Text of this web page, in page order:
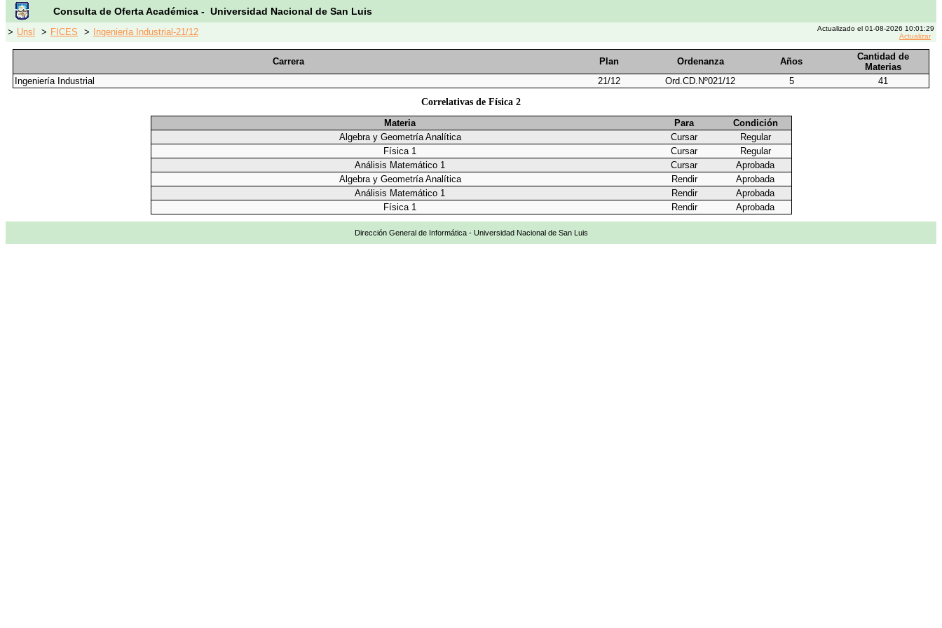
Consulta de Oferta Académica - Universidad Nacional de San Luis
> Unsl > FICES > Ingeniería Industrial-21/12
Actualizado el 01-08-2026 10:01:29
Actualizar
Carrera Plan Ordenanza Años
Cantidad de
Materias
Ingeniería Industrial
21/12 Ord.CD.Nº021/12 5
41
Correlativas de Física 2
Materia Para
Condición
Algebra y Geometría Analítica
Cursar
Regular
Física 1
Cursar
Regular
Análisis Matemático 1
Cursar
Aprobada
Algebra y Geometría Analítica
Rendir
Aprobada
Análisis Matemático 1
Rendir
Aprobada
Física 1
Rendir Aprobada
Dirección General de Informática - Universidad Nacional de San Luis